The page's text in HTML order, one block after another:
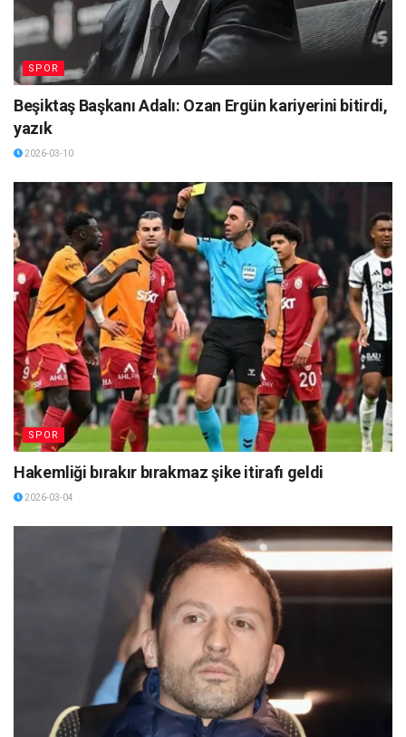
SPOR
Beşiktaş Başkanı Adalı: Ozan Ergün kariyerini bitirdi,
yazık
2026-03-10
SPOR
Hakemliği bırakır bırakmaz şike itirafı geldi
2026-03-04